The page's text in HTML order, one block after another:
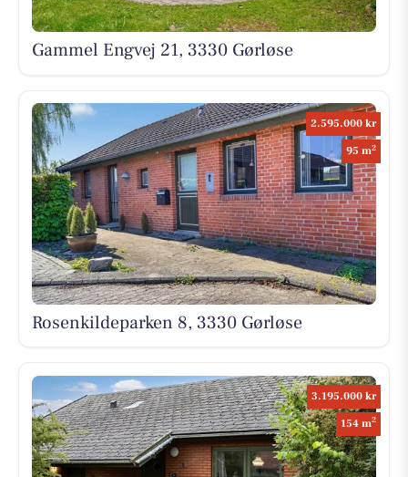
Gammel Engvej 21, 3330 Gørløse
2.595.000 kr
95 m2
Rosenkildeparken 8, 3330 Gørløse
3.195.000 kr
154 m2